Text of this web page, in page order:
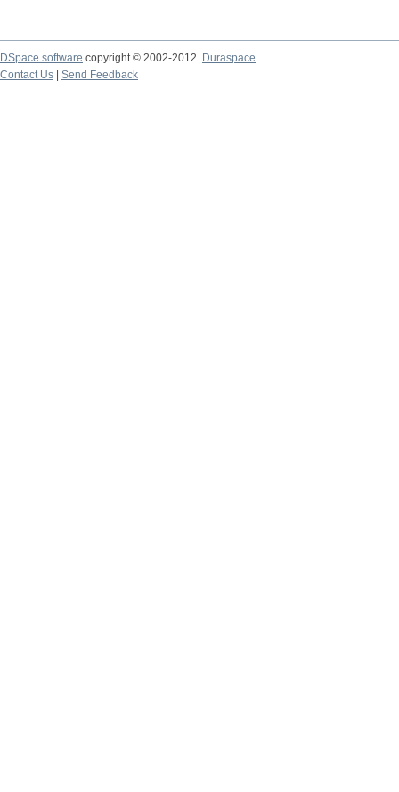
DSpace software copyright © 2002-2012
Duraspace
Contact Us
Send Feedback